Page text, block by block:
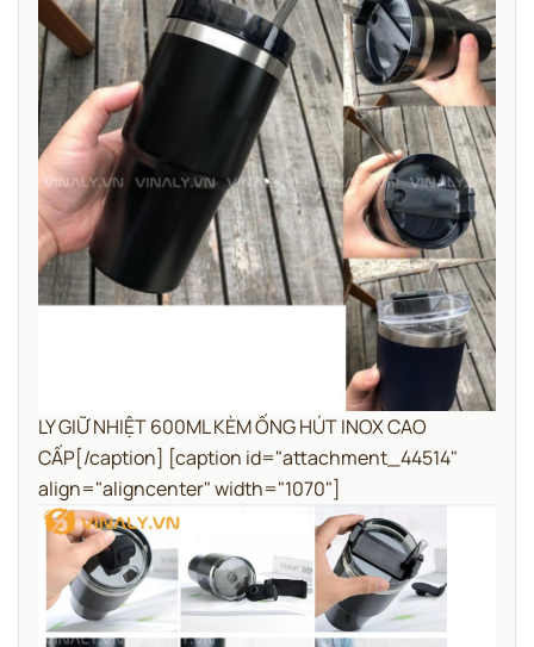
LY GIỮ NHIỆT 600ML KÈM ỐNG HÚT INOX CAO
CẤP[/caption] [caption id="attachment_44514"
align="aligncenter" width="1070"]